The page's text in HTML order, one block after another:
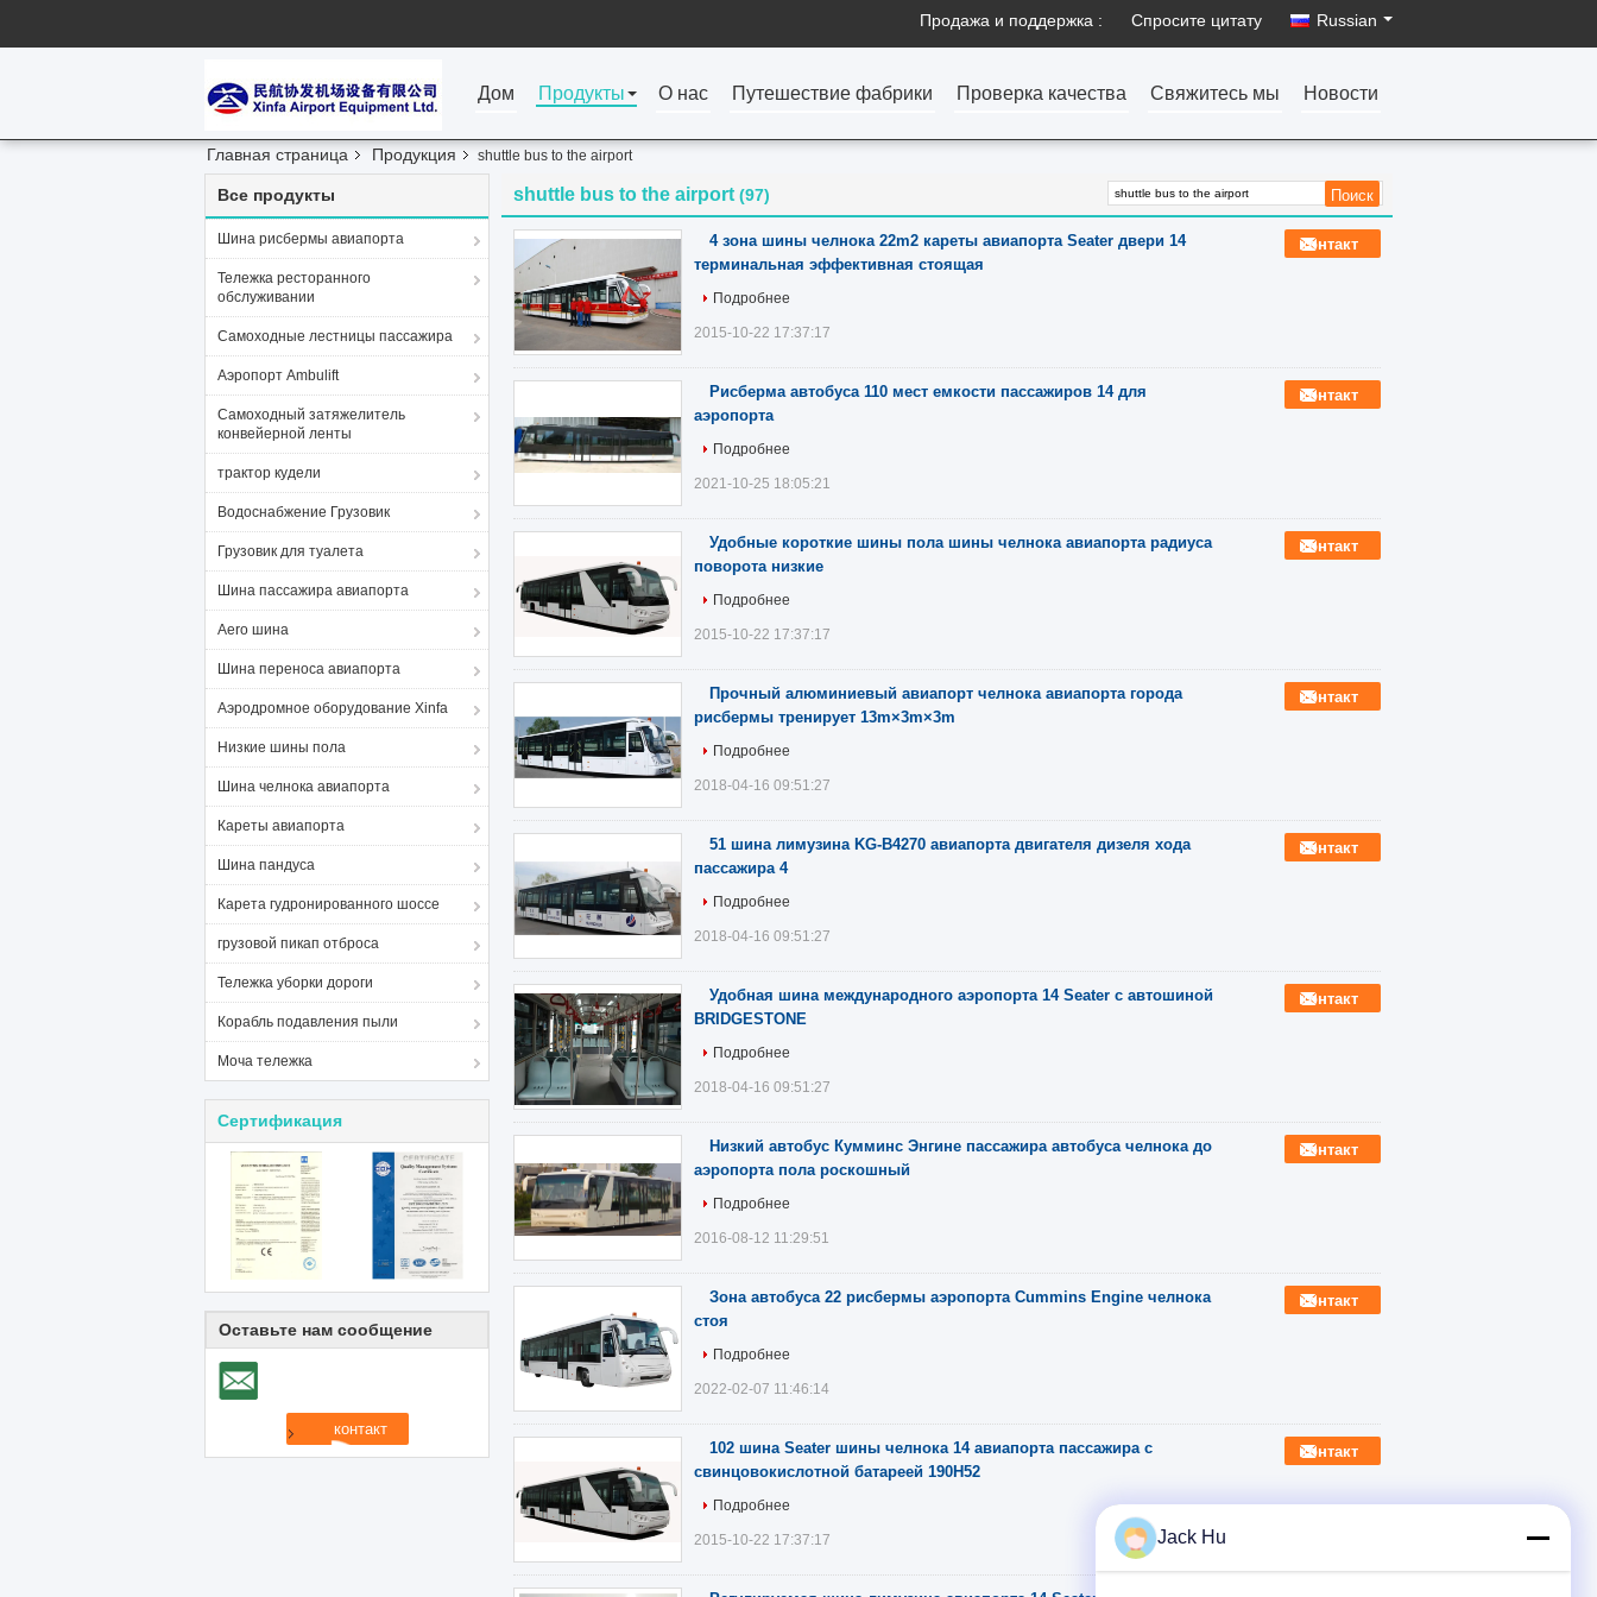
Продажа и поддержка : Спросите цитату Russian
Дом Продукты О нас Путешествие фабрики Проверка качества Свяжитесь мы Новости
Главная страница Продукция shuttle bus to the airport
Все продукты
Шина рисбермы авиапорта
Тележка ресторанного
обслуживании
Самоходные лестницы пассажира
Аэропорт Ambulift
Самоходный затяжелитель
конвейерной ленты
трактор кудели
Водоснабжение Грузовик
Грузовик для туалета
Шина пассажира авиапорта
Aero шина
Шина переноса авиапорта
Аэродромное оборудование Xinfa
Низкие шины пола
Шина челнока авиапорта
Кареты авиапорта
Шина пандуса
Карета гудронированного шоссе
грузовой пикап отброса
Тележка уборки дороги
Корабль подавления пыли
Моча тележка
Сертификация
Оставьте нам сообщение
shuttle bus to the airport (97)
4 зона шины челнока 22m2 кареты авиапорта Seater двери 14
терминальная эффективная стоящая
контакт
Подробнее
2015-10-22 17:37:17
Рисберма автобуса 110 мест емкости пассажиров 14 для
аэропорта
контакт
Подробнее
2021-10-25 18:05:21
Удобные короткие шины пола шины челнока авиапорта радиуса
поворота низкие
контакт
Подробнее
2015-10-22 17:37:17
Прочный алюминиевый авиапорт челнока авиапорта города
рисбермы тренирует 13m×3m×3m
контакт
Подробнее
2018-04-16 09:51:27
51 шина лимузина KG-B4270 авиапорта двигателя дизеля хода
пассажира 4
контакт
Подробнее
2018-04-16 09:51:27
Удобная шина международного аэропорта 14 Seater с автошиной
BRIDGESTONE
контакт
Подробнее
2018-04-16 09:51:27
Низкий автобус Кумминс Энгине пассажира автобуса челнока до
аэропорта пола роскошный
контакт
Подробнее
2016-08-12 11:29:51
Зона автобуса 22 рисбермы аэропорта Cummins Engine челнока
стоя
контакт
Подробнее
2022-02-07 11:46:14
102 шина Seater шины челнока 14 авиапорта пассажира с
свинцовокислотной батареей 190H52
контакт
Подробнее
2015-10-22 17:37:17 Jack Hu